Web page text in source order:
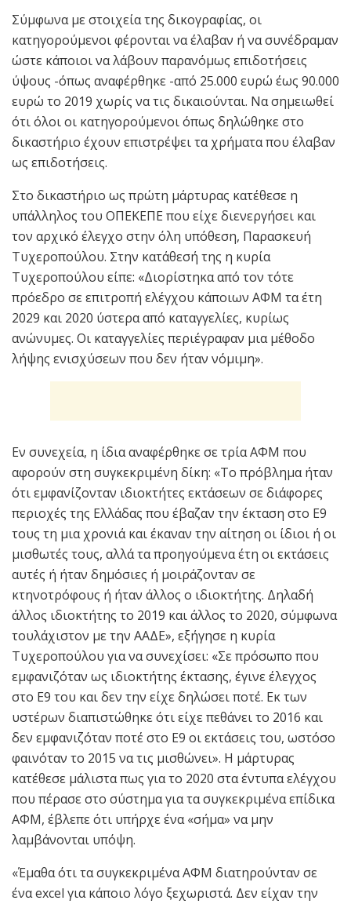
Σύμφωνα με στοιχεία της δικογραφίας, οι
κατηγορούμενοι φέρονται να έλαβαν ή να συνέδραμαν
ώστε κάποιοι να λάβουν παρανόμως επιδοτήσεις
ύψους -όπως αναφέρθηκε -από 25.000 ευρώ έως 90.000
ευρώ το 2019 χωρίς να τις δικαιούνται. Να σημειωθεί
ότι όλοι οι κατηγορούμενοι όπως δηλώθηκε στο
δικαστήριο έχουν επιστρέψει τα χρήματα που έλαβαν
ως επιδοτήσεις.
Στο δικαστήριο ως πρώτη μάρτυρας κατέθεσε η
υπάλληλος του ΟΠΕΚΕΠΕ που είχε διενεργήσει και
τον αρχικό έλεγχο στην όλη υπόθεση, Παρασκευή
Τυχεροπούλου. Στην κατάθεσή της η κυρία
Τυχεροπούλου είπε: «Διορίστηκα από τον τότε
πρόεδρο σε επιτροπή ελέγχου κάποιων ΑΦΜ τα έτη
2029 και 2020 ύστερα από καταγγελίες, κυρίως
ανώνυμες. Οι καταγγελίες περιέγραφαν μια μέθοδο
λήψης ενισχύσεων που δεν ήταν νόμιμη».
Εν συνεχεία, η ίδια αναφέρθηκε σε τρία ΑΦΜ που
αφορούν στη συγκεκριμένη δίκη: «Το πρόβλημα ήταν
ότι εμφανίζονταν ιδιοκτήτες εκτάσεων σε διάφορες
περιοχές της Ελλάδας που έβαζαν την έκταση στο Ε9
τους τη μια χρονιά και έκαναν την αίτηση οι ίδιοι ή οι
μισθωτές τους, αλλά τα προηγούμενα έτη οι εκτάσεις
αυτές ή ήταν δημόσιες ή μοιράζονταν σε
κτηνοτρόφους ή ήταν άλλος ο ιδιοκτήτης. Δηλαδή
άλλος ιδιοκτήτης το 2019 και άλλος το 2020, σύμφωνα
τουλάχιστον με την ΑΑΔΕ», εξήγησε η κυρία
Τυχεροπούλου για να συνεχίσει: «Σε πρόσωπο που
εμφανιζόταν ως ιδιοκτήτης έκτασης, έγινε έλεγχος
στο Ε9 του και δεν την είχε δηλώσει ποτέ. Εκ των
υστέρων διαπιστώθηκε ότι είχε πεθάνει το 2016 και
δεν εμφανιζόταν ποτέ στο Ε9 οι εκτάσεις του, ωστόσο
φαινόταν το 2015 να τις μισθώνει». Η μάρτυρας
κατέθεσε μάλιστα πως για το 2020 στα έντυπα ελέγχου
που πέρασε στο σύστημα για τα συγκεκριμένα επίδικα
ΑΦΜ, έβλεπε ότι υπήρχε ένα «σήμα» να μην
λαμβάνονται υπόψη.
«Έμαθα ότι τα συγκεκριμένα ΑΦΜ διατηρούνταν σε
ένα excel για κάποιο λόγο ξεχωριστά. Δεν είχαν την